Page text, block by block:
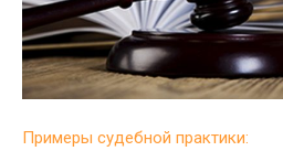
Примеры судебной практики: